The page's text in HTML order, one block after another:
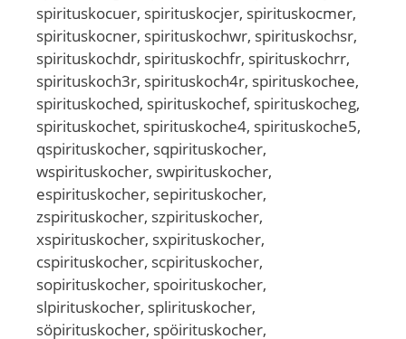
spirituskocuer, spirituskocjer, spirituskocmer,
spirituskocner, spirituskochwr, spirituskochsr,
spirituskochdr, spirituskochfr, spirituskochrr,
spirituskoch3r, spirituskoch4r, spirituskochee,
spirituskoched, spirituskochef, spirituskocheg,
spirituskochet, spirituskoche4, spirituskoche5,
qspirituskocher, sqpirituskocher,
wspirituskocher, swpirituskocher,
espirituskocher, sepirituskocher,
zspirituskocher, szpirituskocher,
xspirituskocher, sxpirituskocher,
cspirituskocher, scpirituskocher,
sopirituskocher, spoirituskocher,
slpirituskocher, splirituskocher,
söpirituskocher, spöirituskocher,